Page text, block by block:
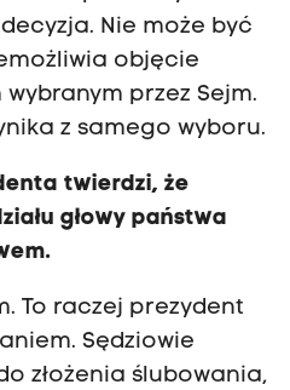
Nie może być
objęcie
przez Sejm.
z samego wyboru.
twierdzi, że
głowy państwa
To raczej prezydent
Sędziowie
złożenia ślubowania,